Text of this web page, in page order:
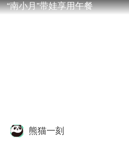
“南小月”带娃享用午餐
熊猫一刻